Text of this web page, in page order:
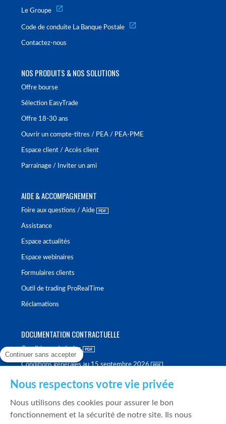
Le Groupe
Code de conduite La Banque Postale
Contactez-nous
NOS PRODUITS & NOS SOLUTIONS
Offre bourse
Sélection EasyTrade
Offre 18-30 ans
Ouvrir un compte-titres / PEA / PEA-PME
Espace client / Accès client
Parrainage / Inviter un ami
AIDE & ACCOMPAGNEMENT
Foire aux questions / Aide
Assistance
Espace actualités
Espace webinaires
Formulaires clients
Outil de trading ProRealTime
Réclamations
DOCUMENTATION CONTRACTUELLE
Conditions générales
Conditions générales au 15 septembre 2026
Politique de meilleure sélection
Continuer sans accepter
Nous respectons votre vie privée
Nous utilisons des cookies pour assurer le bon
fonctionnement et la sécurité de notre site. Ils nous